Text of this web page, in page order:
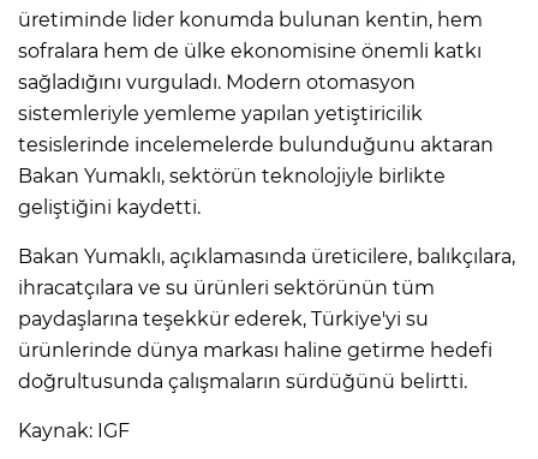
üretiminde lider konumda bulunan kentin, hem
sofralara hem de ülke ekonomisine önemli katkı
sağladığını vurguladı. Modern otomasyon
sistemleriyle yemleme yapılan yetiştiricilik
tesislerinde incelemelerde bulunduğunu aktaran
Bakan Yumaklı, sektörün teknolojiyle birlikte
geliştiğini kaydetti.
Bakan Yumaklı, açıklamasında üreticilere, balıkçılara,
ihracatçılara ve su ürünleri sektörünün tüm
paydaşlarına teşekkür ederek, Türkiye'yi su
ürünlerinde dünya markası haline getirme hedefi
doğrultusunda çalışmaların sürdüğünü belirtti.
Kaynak: IGF